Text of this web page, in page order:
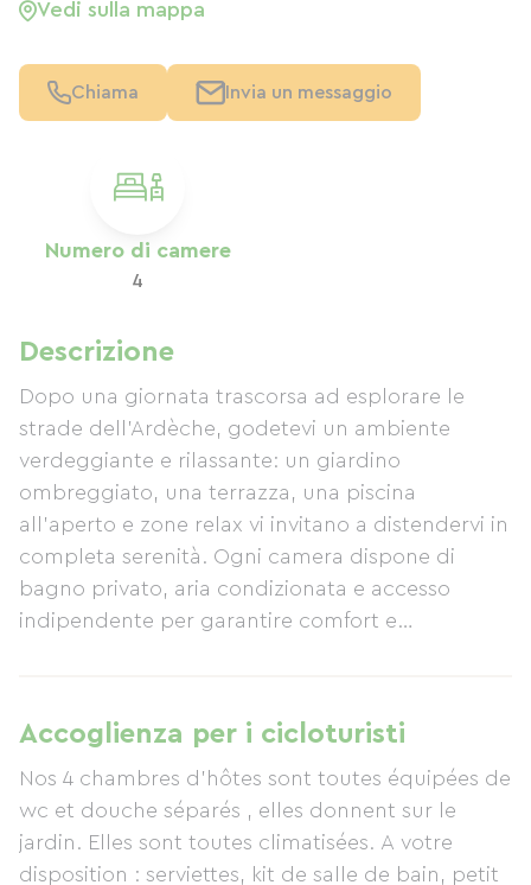
Numero di camere
4
Descrizione
Dopo una giornata trascorsa ad esplorare le
strade dell'Ardèche, godetevi un ambiente
verdeggiante e rilassante: un giardino
ombreggiato, una terrazza, una piscina
all'aperto e zone relax vi invitano a distendervi in
​​completa serenità. Ogni camera dispone di
bagno privato, aria condizionata e accesso
indipendente per garantire comfort e
accogliente e rigenerante, con un'accoglienza
personalizzata, colazione inclusa e tutto il
fascino di un soggiorno immerso nella
campagna dell'Ardèche. La nostra struttura
gode di una posizione ideale per i ciclisti che
desiderano scoprire i paesaggi più belli della
Accoglienza per i cicloturisti
Nos 4 chambres d'hôtes sont toutes équipées de
wc et douche séparés , elles donnent sur le
jardin. Elles sont toutes climatisées. A votre
disposition : serviettes, kit de salle de bain, petit
Vedi sulla mappa
Chiama Invia un messaggio